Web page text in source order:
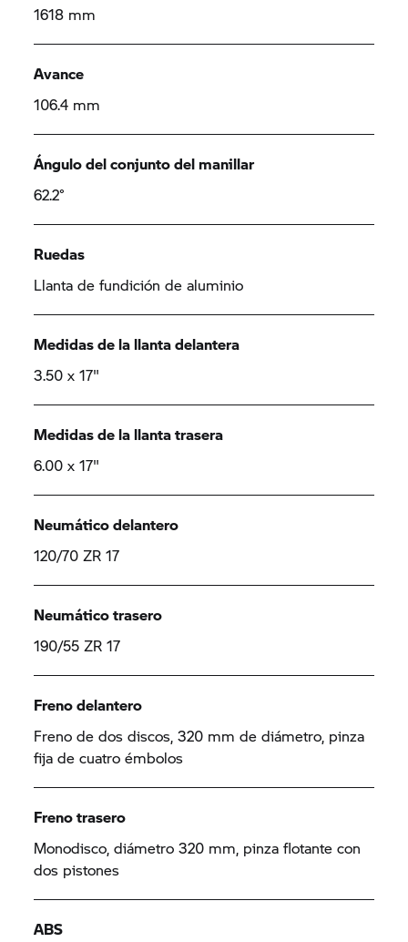
1618 mm
Avance
106.4 mm
Ángulo del conjunto del manillar
62.2°
Ruedas
Llanta de fundición de aluminio
Medidas de la llanta delantera
3.50 x 17"
Medidas de la llanta trasera
6.00 x 17"
Neumático delantero
120/70 ZR 17
Neumático trasero
190/55 ZR 17
Freno delantero
Freno de dos discos, 320 mm de diámetro, pinza
fija de cuatro émbolos
Freno trasero
Monodisco, diámetro 320 mm, pinza flotante con
dos pistones
ABS